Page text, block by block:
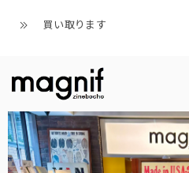
買い取ります